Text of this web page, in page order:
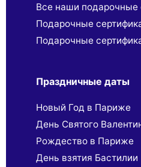
Все наши подарочные
Подарочные
Подарочные
Праздничные даты
Новый Год в Париже
День Святого
Рождество в Париже
День взятия Бастилии